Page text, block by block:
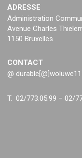
ADRESSE
Administration
Avenue Charles
1150 Bruxelles
CONTACT
@
T. 02/773.05.99 – 02/